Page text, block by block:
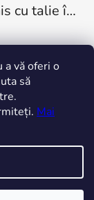
vă oferi o
să
Mai
WR.UP® 7/8 Blugi albastru închis cu talie înaltă, cu nasturi RE(MOVE) WRUP4BHC002ORG, J0Y